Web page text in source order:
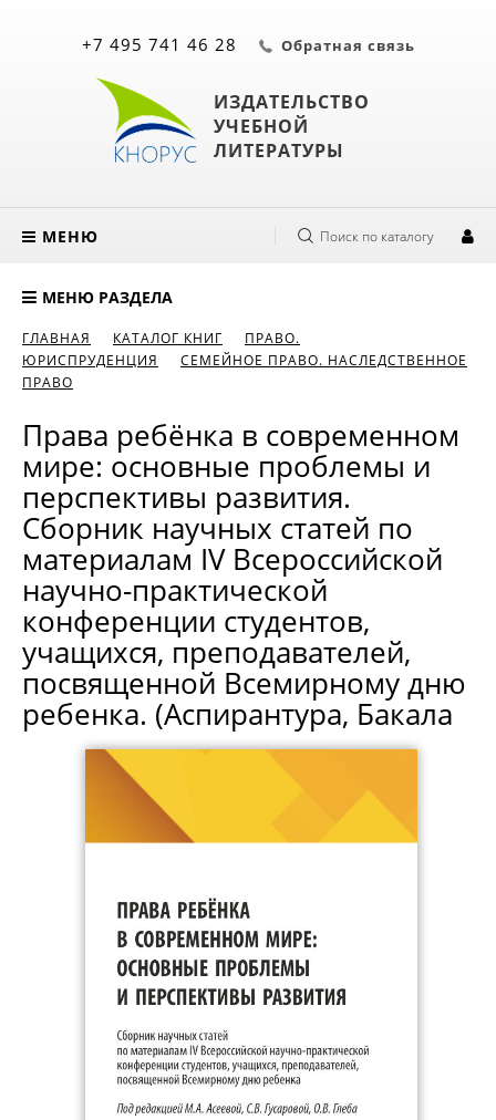
ИЗДАТЕЛЬСТВО
УЧЕБНОЙ
ЛИТЕРАТУРЫ
+7 495 741 46 28 Обратная связь
МЕНЮ Поиск по каталогу
МЕНЮ РАЗДЕЛА
ГЛАВНАЯ КАТАЛОГ КНИГ
ПРАВО.
ЮРИСПРУДЕНЦИЯ
СЕМЕЙНОЕ ПРАВО. НАСЛЕДСТВЕННОЕ
ПРАВО
Права ребёнка в современном
мире: основные проблемы и
перспективы развития.
Сборник научных статей по
материалам IV Всероссийской
научно-практической
конференции студентов,
учащихся, преподавателей,
посвященной Всемирному дню
ребенка. (Аспирантура, Бакала